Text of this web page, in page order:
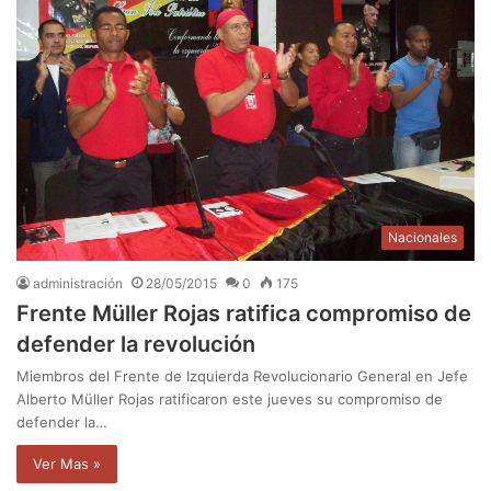
Nacionales
administración 28/05/2015 0 175
Frente Müller Rojas ratifica compromiso de
defender la revolución
Miembros del Frente de Izquierda Revolucionario General en Jefe
Alberto Müller Rojas ratificaron este jueves su compromiso de
defender la…
Ver Mas »